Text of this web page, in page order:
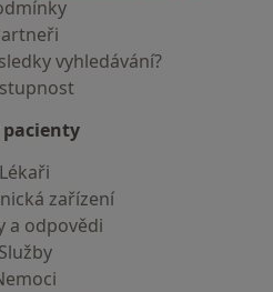
vyhledávání?
pacienty
Lékaři
zařízení
a odpovědi
Služby